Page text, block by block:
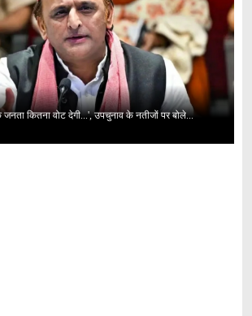
जनता कितना वोट देगी...', उपचुनाव के नतीजों पर बोले...